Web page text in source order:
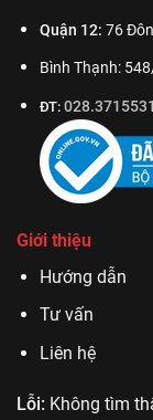
Quận 12: 76
Bình Thạnh:
ĐT:
Giới thiệu
Hướng dẫn
Tư vấn
Liên hệ
Lỗi: Không tìm